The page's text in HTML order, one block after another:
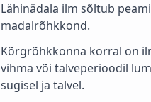
Lähinädala ilm sõltub
madalrõhkkond.
Kõrgrõhkkonna korral on
vihma või talveperioodil
sügisel ja talvel.